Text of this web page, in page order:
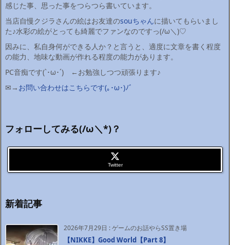
感じた事、思った事をつらつら書いています。
当店自慢クジラさんの絵はお友達のsouちゃんに描いてもらいまし
た♪水彩の絵がとっても綺麗でファンなのですっ(/ω＼)♡
因みに、私自身何ができる人か？と言うと、適度に文章を書く程度
の能力、地味な動画が作れる程度の能力があります。
PC音痴です(`･ω･´)ゞ←お勉強しつつ頑張ります♪
✉→ お問い合わせはこちらです(｡･ω･)ﾉﾞ
フォローしてみる(/ω＼*)？
Twitter
新着記事
2026年7月29日 :ゲームのお話やらSS置き場
【NIKKE】Good World【Part 8】